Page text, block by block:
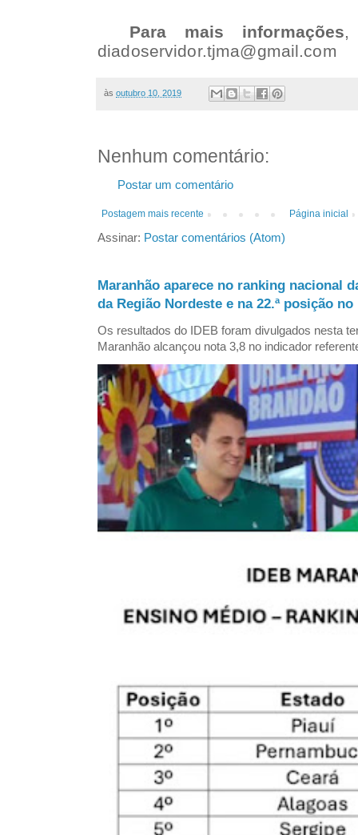
Para mais informações,
diadoservidor.tjma@gmail.com
às outubro 10, 2019
Nenhum comentário:
Postar um comentário
Postagem mais recente Página inicial
Assinar: Postar comentários (Atom)
Maranhão aparece no ranking nacional
da Região Nordeste e na 22.ª posição
Os resultados do IDEB foram divulgados nesta
Maranhão alcançou nota 3,8 no indicador